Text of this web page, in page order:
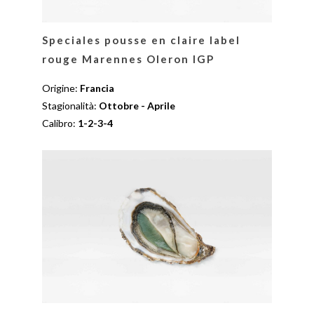
Speciales pousse en claire label
rouge Marennes Oleron IGP
Origine: Francia
Stagionalità: Ottobre - Aprile
Calibro: 1-2-3-4